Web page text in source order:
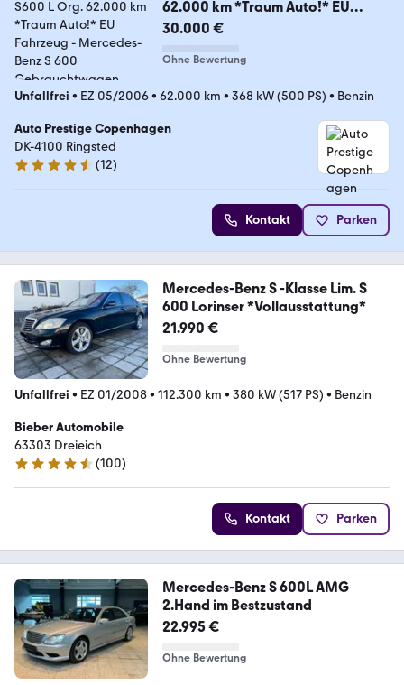
62.000 km *Traum Auto!* EU
Fahrzeug
30.000 €
Ohne Bewertung
Unfallfrei • EZ 05/2006• 62.000 km • 368 kW (500 PS) • Benzin
Auto Prestige Copenhagen
DK-4100 Ringsted
4.7 Sterne
(12)
Kontakt Parken
Mercedes-Benz S -Klasse Lim. S
600 Lorinser *Vollausstattung*
21.990 €
Ohne Bewertung
Unfallfrei • EZ 01/2008• 112.300 km • 380 kW (517 PS) • Benzin
Bieber Automobile
63303 Dreieich
4.5 Sterne
(100)
Kontakt Parken
Mercedes-Benz S 600L AMG
2.Hand im Bestzustand
22.995 €
Ohne Bewertung